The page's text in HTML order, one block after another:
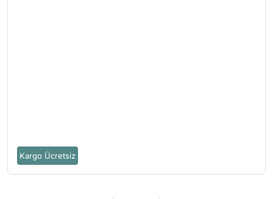
Kargo Ücretsiz